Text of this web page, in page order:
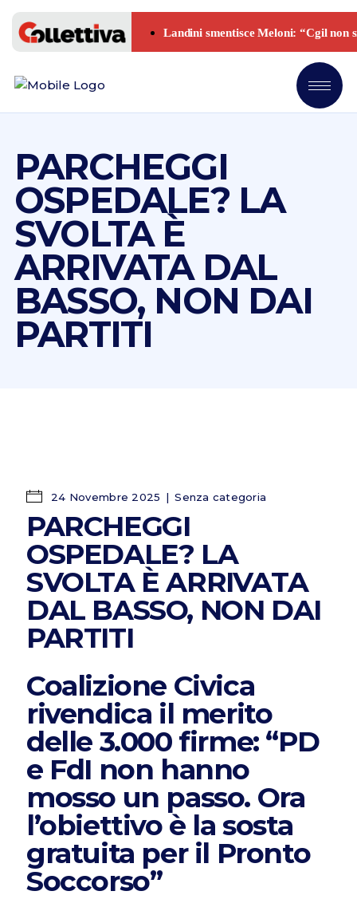
PARCHEGGI
OSPEDALE? LA
SVOLTA È
ARRIVATA DAL
BASSO, NON DAI
PARTITI
24 Novembre 2025 Senza categoria
PARCHEGGI
OSPEDALE? LA
SVOLTA È ARRIVATA
DAL BASSO, NON DAI
PARTITI
Coalizione Civica
rivendica il merito
delle 3.000 firme: “PD
e FdI non hanno
mosso un passo. Ora
l’obiettivo è la sosta
gratuita per il Pronto
Soccorso”